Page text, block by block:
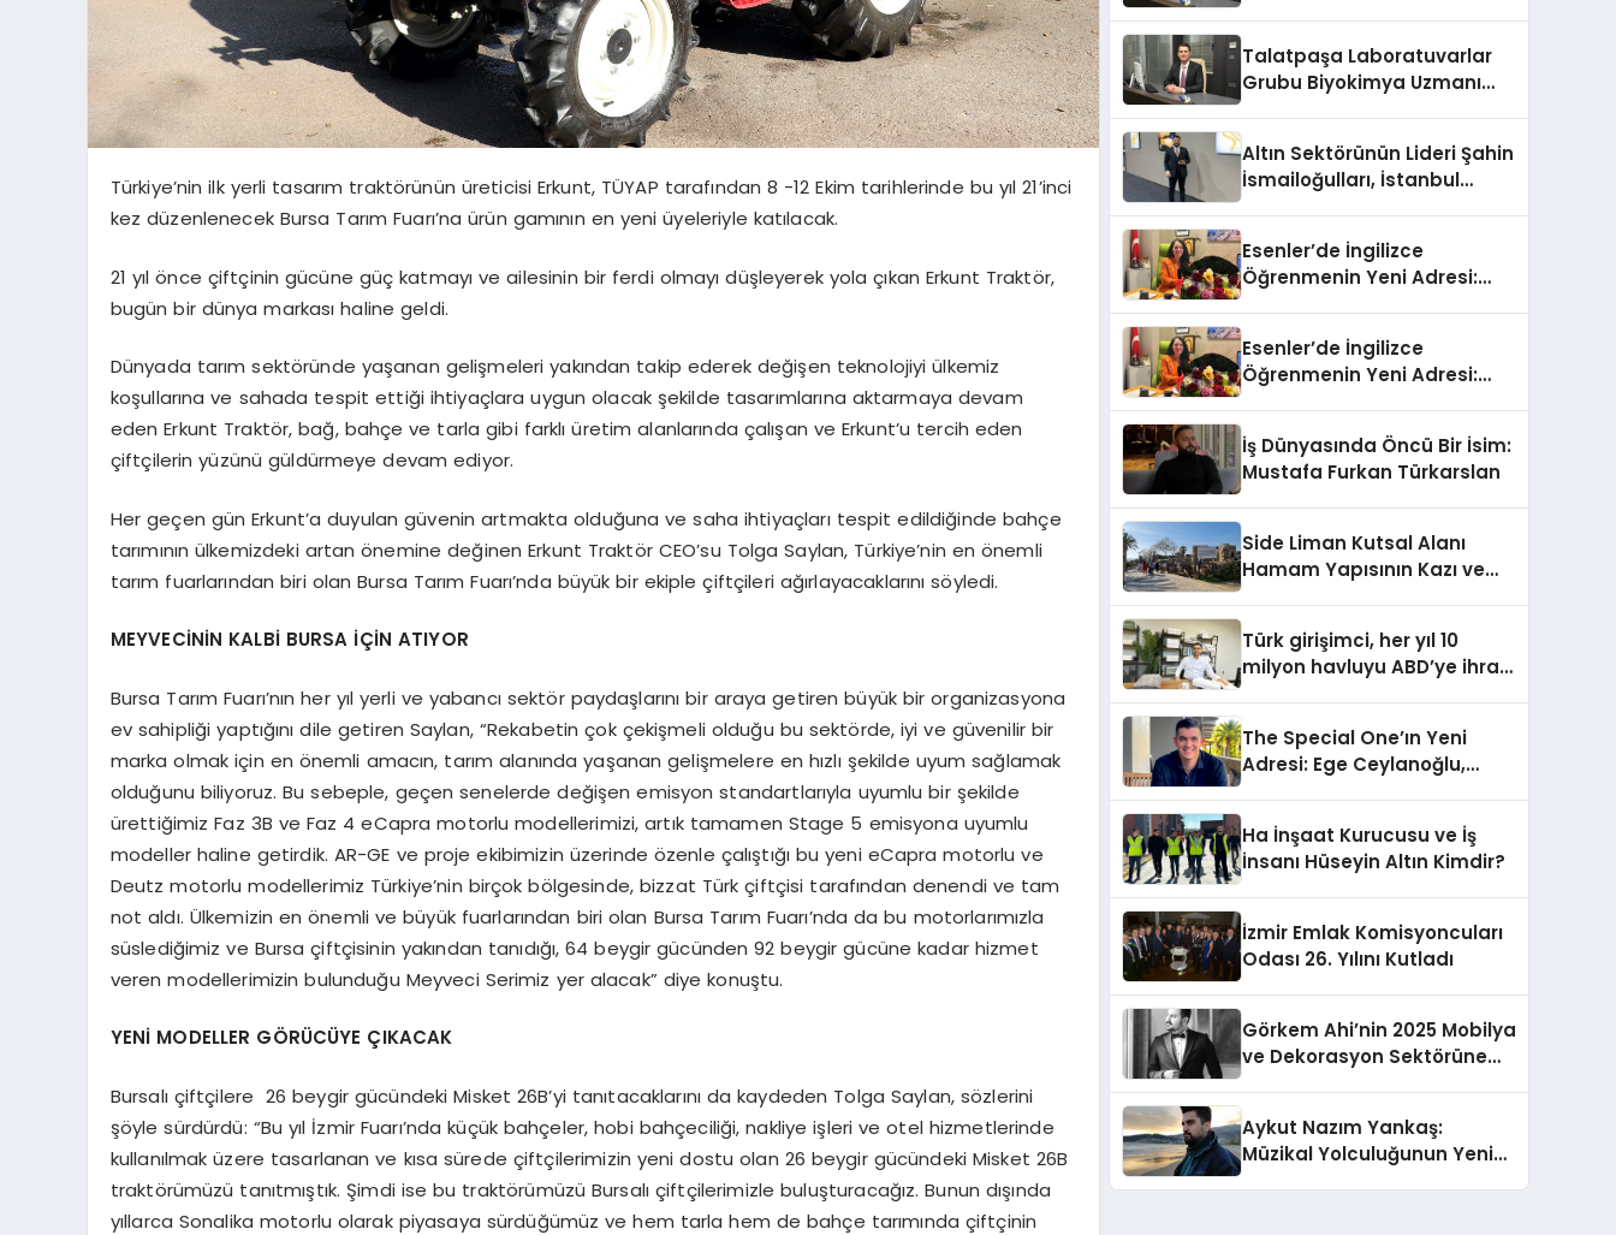
Türkiye’nin ilk yerli tasarım traktörünün üreticisi Erkunt, TÜYAP tarafından 8 -12 Ekim tarihlerinde bu yıl 21’inci
kez düzenlenecek Bursa Tarım Fuarı’na ürün gamının en yeni üyeleriyle katılacak.
21 yıl önce çiftçinin gücüne güç katmayı ve ailesinin bir ferdi olmayı düşleyerek yola çıkan Erkunt Traktör,
bugün bir dünya markası haline geldi.
Dünyada tarım sektöründe yaşanan gelişmeleri yakından takip ederek değişen teknolojiyi ülkemiz
koşullarına ve sahada tespit ettiği ihtiyaçlara uygun olacak şekilde tasarımlarına aktarmaya devam
eden Erkunt Traktör, bağ, bahçe ve tarla gibi farklı üretim alanlarında çalışan ve Erkunt’u tercih eden
çiftçilerin yüzünü güldürmeye devam ediyor.
Her geçen gün Erkunt’a duyulan güvenin artmakta olduğuna ve saha ihtiyaçları tespit edildiğinde bahçe
tarımının ülkemizdeki artan önemine değinen Erkunt Traktör CEO’su Tolga Saylan, Türkiye’nin en önemli
tarım fuarlarından biri olan Bursa Tarım Fuarı’nda büyük bir ekiple çiftçileri ağırlayacaklarını söyledi.
MEYVECİNİN KALBİ BURSA İÇİN ATIYOR
Bursa Tarım Fuarı’nın her yıl yerli ve yabancı sektör paydaşlarını bir araya getiren büyük bir organizasyona
ev sahipliği yaptığını dile getiren Saylan, “Rekabetin çok çekişmeli olduğu bu sektörde, iyi ve güvenilir bir
marka olmak için en önemli amacın, tarım alanında yaşanan gelişmelere en hızlı şekilde uyum sağlamak
olduğunu biliyoruz. Bu sebeple, geçen senelerde değişen emisyon standartlarıyla uyumlu bir şekilde
ürettiğimiz Faz 3B ve Faz 4 eCapra motorlu modellerimizi, artık tamamen Stage 5 emisyona uyumlu
modeller haline getirdik. AR-GE ve proje ekibimizin üzerinde özenle çalıştığı bu yeni eCapra motorlu ve
Deutz motorlu modellerimiz Türkiye’nin birçok bölgesinde, bizzat Türk çiftçisi tarafından denendi ve tam
not aldı. Ülkemizin en önemli ve büyük fuarlarından biri olan Bursa Tarım Fuarı’nda da bu motorlarımızla
süslediğimiz ve Bursa çiftçisinin yakından tanıdığı, 64 beygir gücünden 92 beygir gücüne kadar hizmet
veren modellerimizin bulunduğu Meyveci Serimiz yer alacak” diye konuştu.
YENİ MODELLER GÖRÜCÜYE ÇIKACAK
Bursalı çiftçilere 26 beygir gücündeki Misket 26B’yi tanıtacaklarını da kaydeden Tolga Saylan, sözlerini
şöyle sürdürdü: “Bu yıl İzmir Fuarı’nda küçük bahçeler, hobi bahçeciliği, nakliye işleri ve otel hizmetlerinde
kullanılmak üzere tasarlanan ve kısa sürede çiftçilerimizin yeni dostu olan 26 beygir gücündeki Misket 26B
traktörümüzü tanıtmıştık. Şimdi ise bu traktörümüzü Bursalı çiftçilerimizle buluşturacağız. Bunun dışında
yıllarca Sonalika motorlu olarak piyasaya sürdüğümüz ve hem tarla hem de bahçe tarımında çiftçinin
Talatpaşa Laboratuvarlar
Grubu Biyokimya Uzmanı
Altın Sektörünün Lideri Şahin
İsmailoğulları, İstanbul
Esenler’de İngilizce
Öğrenmenin Yeni Adresi:
Esenler’de İngilizce
Öğrenmenin Yeni Adresi:
İş Dünyasında Öncü Bir İsim:
Mustafa Furkan Türkarslan
Side Liman Kutsal Alanı
Hamam Yapısının Kazı ve
Katkılarıyla Tamamlandı
Türk girişimci, her yıl 10
milyon havluyu ABD’ye ihraç
The Special One’ın Yeni
Adresi: Ege Ceylanoğlu,
Geldi!
Ha İnşaat Kurucusu ve İş
İnsanı Hüseyin Altın Kimdir?
İzmir Emlak Komisyoncuları
Odası 26. Yılını Kutladı
Görkem Ahi’nin 2025 Mobilya
ve Dekorasyon Sektörüne
Aykut Nazım Yankaş:
Müzikal Yolculuğunun Yeni